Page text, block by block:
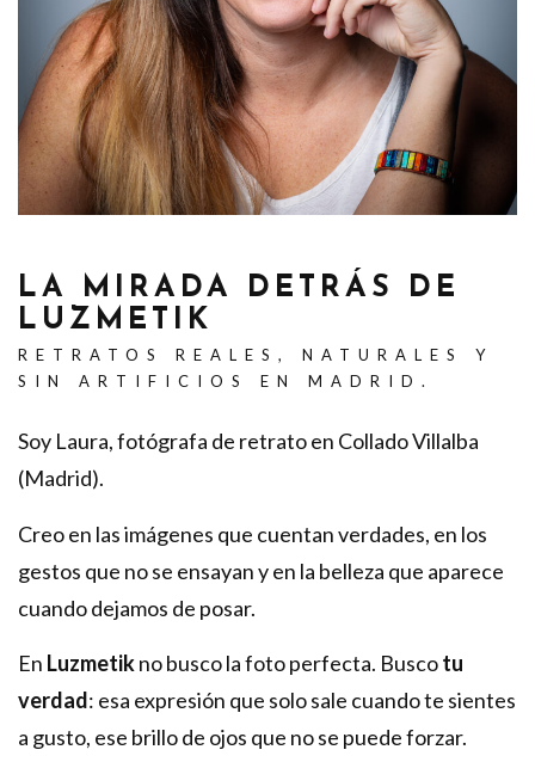
LA MIRADA DETRÁS DE
LUZMETIK
RETRATOS REALES, NATURALES Y
SIN ARTIFICIOS EN MADRID.
Soy Laura, fotógrafa de retrato en Collado Villalba
(Madrid).
Creo en las imágenes que cuentan verdades, en los
gestos que no se ensayan y en la belleza que aparece
cuando dejamos de posar.
En Luzmetikno busco la foto perfecta. Buscotu
verdad: esa expresión que solo sale cuando te sientes
a gusto, ese brillo de ojos que no se puede forzar.